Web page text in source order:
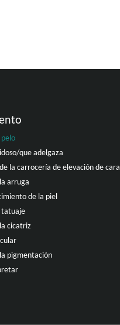
que adelgaza
la carrocería de elevación de cara
arruga
de la piel
tatuaje
cicatriz
pigmentación